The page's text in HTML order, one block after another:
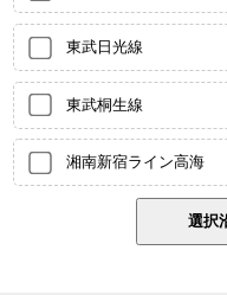
東武日光線
東武桐生線
湘南新宿ライン高海